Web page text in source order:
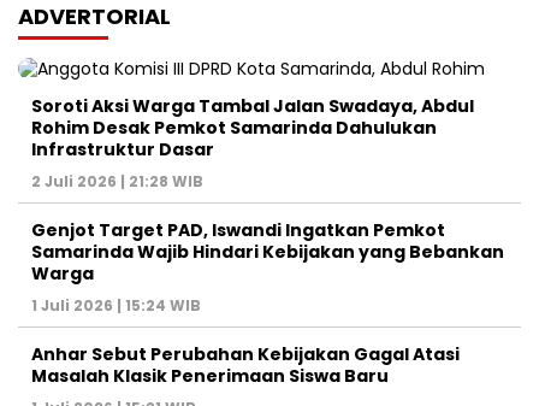
ADVERTORIAL
Soroti Aksi Warga Tambal Jalan Swadaya, Abdul
Rohim Desak Pemkot Samarinda Dahulukan
Infrastruktur Dasar
2 Juli 2026 | 21:28 WIB
Genjot Target PAD, Iswandi Ingatkan Pemkot
Samarinda Wajib Hindari Kebijakan yang Bebankan
Warga
1 Juli 2026 | 15:24 WIB
Anhar Sebut Perubahan Kebijakan Gagal Atasi
Masalah Klasik Penerimaan Siswa Baru